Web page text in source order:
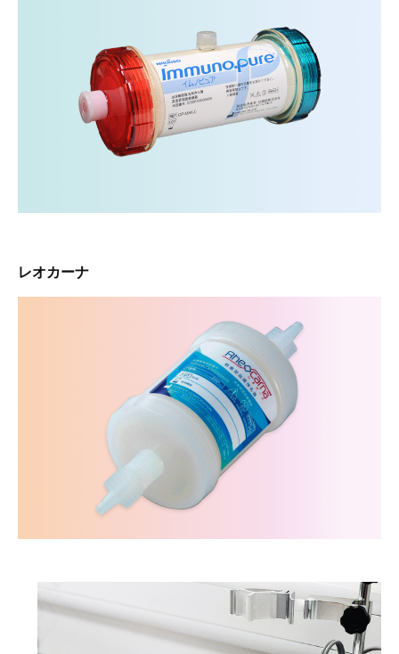
レオカーナ